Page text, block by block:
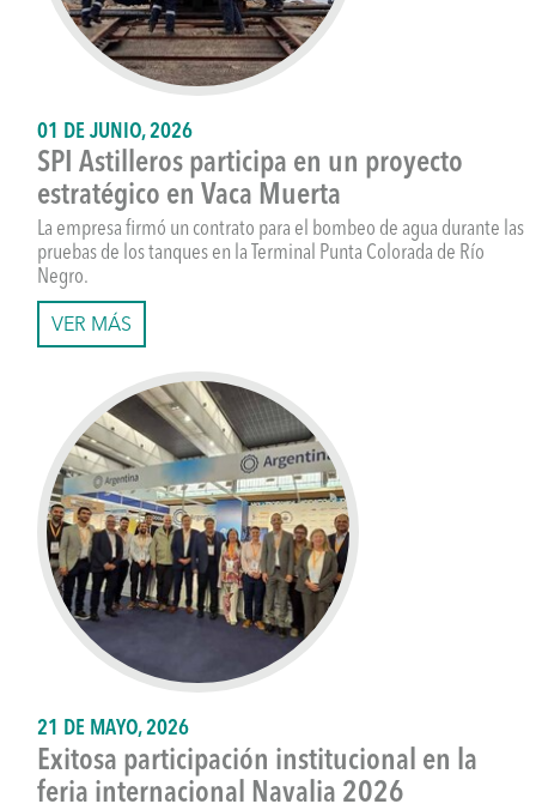
01 DE JUNIO, 2026
SPI Astilleros participa en un proyecto
estratégico en Vaca Muerta
La empresa firmó un contrato para el bombeo de agua durante las
pruebas de los tanques en la Terminal Punta Colorada de Río
Negro.
VER MÁS
21 DE MAYO, 2026
Exitosa participación institucional en la
feria internacional Navalia 2026